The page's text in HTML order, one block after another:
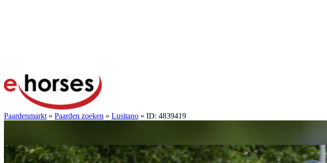
Paardenmarkt » Paarden zoeken » Lusitano » ID: 4839419